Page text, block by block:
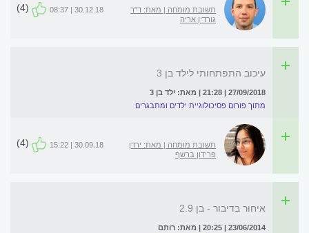
תשובת מומחה | מאת: ד"ר
גורדין אריה
30.12.18 | 08:37
(4)
עיכוב התפתחותי לילד בן 3
27/09/2018 | 21:28 | מאת: ילד בן 3
מתוך פורום פסיכולוגיית ילדים ומתבגרים
תשובת מומחה | מאת: ירדן
פרידון ברשף
30.09.18 | 15:22
(4)
איחור בדיבור - בן 2.9
23/06/2014 | 20:25 | מאת: רותם